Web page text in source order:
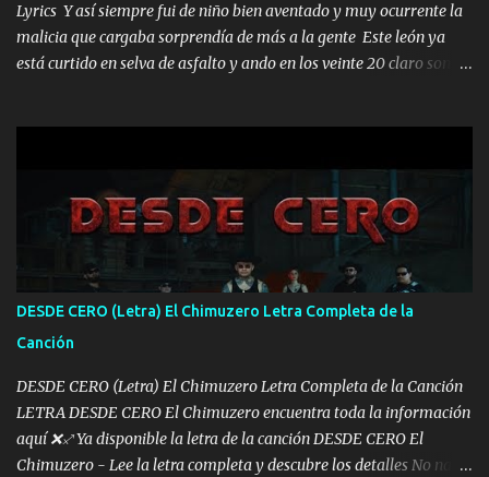
Lyrics Y así siempre fui de niño bien aventado y muy ocurrente la
malicia que cargaba sorprendía de más a la gente Este león ya
está curtido en selva de asfalto y ando en los veinte 20 claro son
pa más pues hay charola les voy a dar hasta topar pues no hay de
otra Música Surcando bien mi camino voy por mi línea no veo a
los lados aquel que no corre vuela no se me duerm voy chicoteado
Ya pasé varias hazañas ya tienen rato que me agarran el colmillo
de este León los estatales no sé esperaron Al tiro esta la PrimiZa
también la nueve que cargo al lado doy la mano al que su amigo y
al traicionero damos pa abajo Y No me paran aquí hay pa más
pues hay charola les voy a dar hasta topar pues no hay de otra...
DESDE CERO (Letra) El Chimuzero Letra Completa de la
Canción
DESDE CERO (Letra) El Chimuzero Letra Completa de la Canción
LETRA DESDE CERO El Chimuzero encuentra toda la información
aquí ❌♐ Ya disponible la letra de la canción DESDE CERO El
Chimuzero - Lee la letra completa y descubre los detalles No nací